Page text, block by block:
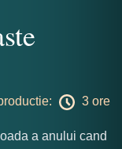
3 ore
a anului cand